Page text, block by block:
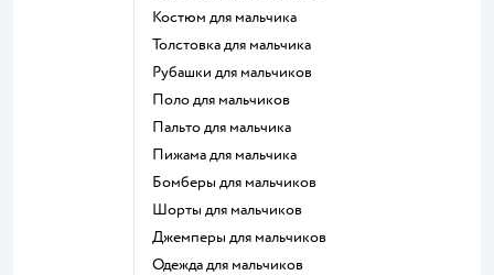
Костюм для мальчика
Толстовка для мальчика
Рубашки для мальчиков
Поло для мальчиков
Пальто для мальчика
Пижама для мальчика
Бомберы для мальчиков
Шорты для мальчиков
Джемперы для мальчиков
Одежда для мальчиков